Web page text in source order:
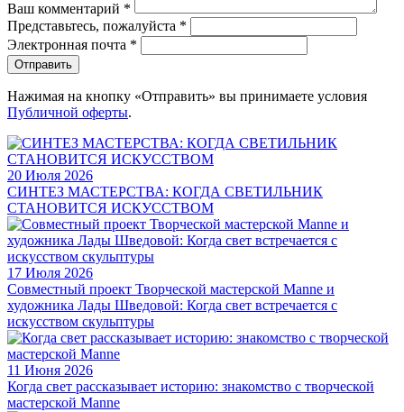
Ваш комментарий *
Представьтесь, пожалуйста *
Электронная почта *
Отправить
Нажимая на кнопку «Отправить» вы принимаете условия
Публичной оферты.
20 Июля 2026
СИНТЕЗ МАСТЕРСТВА: КОГДА СВЕТИЛЬНИК
СТАНОВИТСЯ ИСКУССТВОМ
17 Июля 2026
Совместный проект Творческой мастерской Manne и
художника Лады Шведовой: Когда свет встречается с
искусством скульптуры
11 Июня 2026
Когда свет рассказывает историю: знакомство с творческой
мастерской Manne